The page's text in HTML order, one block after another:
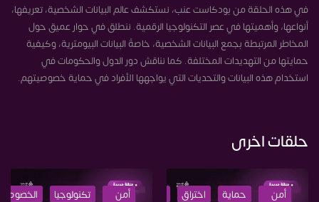
في هذه الحلقة من بودكاست عنب، نستكشف عالم البيانات الشخصية، تعريفها،
أنواعها، وأهميتها في عصر التكنولوجيا الرقمية. ننطلق في حوار عميق حول
المخاطر المرتبطة بجمع البيانات الشخصية، خاصةً البيانات البيومترية، وكيفية
حمايتها من التهديدات المختلفة. كما نناقش دور الدول والحكومات في
استخدام هذه البيانات والتحديات التي يواجهها الأفراد في حماية خصوصيتهم.
حلقات اخرى
أمن
حماية اختراق
ذكاء
أمن
تكنولوجيا